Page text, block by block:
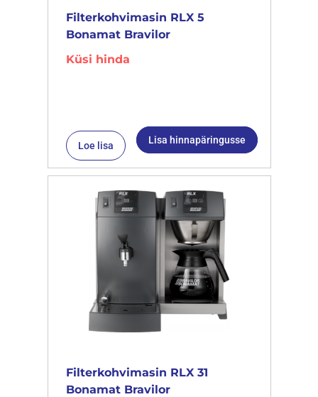
Filterkohvimasin RLX 5
Bonamat Bravilor
Küsi hinda
Loe lisa Lisa hinnapäringusse
Filterkohvimasin RLX 31
Bonamat Bravilor